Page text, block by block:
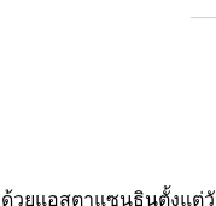
วยแอสตาแซนธินตั้งแ